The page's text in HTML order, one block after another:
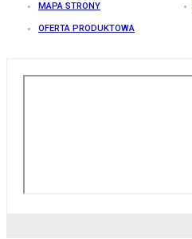
MAPA STRONY
OFERTA PRODUKTOWA